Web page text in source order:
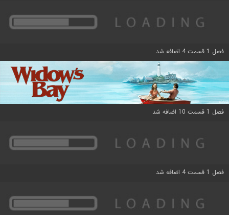
فصل 1 قسمت 4 اضافه شد
فصل 1 قسمت 10 اضافه شد
فصل 1 قسمت 4 اضافه شد